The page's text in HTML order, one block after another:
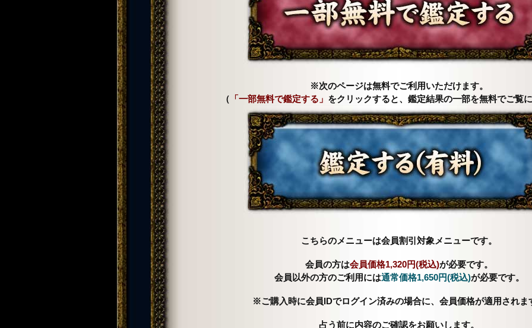
※次のページは無料でご利用いただけます。
（ 「一部無料で鑑定する」 をクリックすると、鑑定結果の一部を無料でご覧
こちらのメニューは会員割引対象メニューです。
会員の方は会員価格1,320円(税込)が必要です。
会員以外の方のご利用には通常価格1,650円(税込)が必要です。
※ご購入時に会員IDでログイン済みの場合に、会員価格が適用されま
占う前に内容のご確認をお願いします。